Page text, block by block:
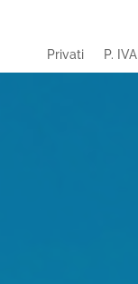
Privati P. IVA